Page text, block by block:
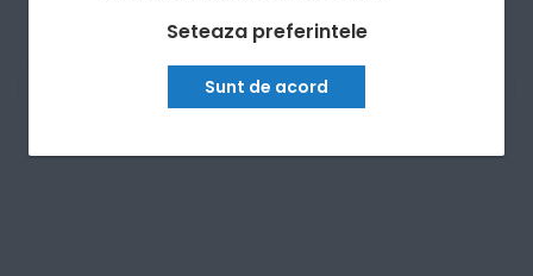
Seteaza preferintele
Sunt de acord
Am nevoie de ajutor